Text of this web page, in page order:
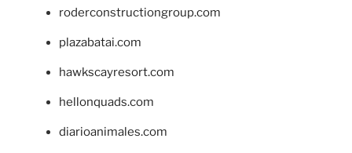
roderconstructiongroup.com
plazabatai.com
hawkscayresort.com
hellonquads.com
diarioanimales.com